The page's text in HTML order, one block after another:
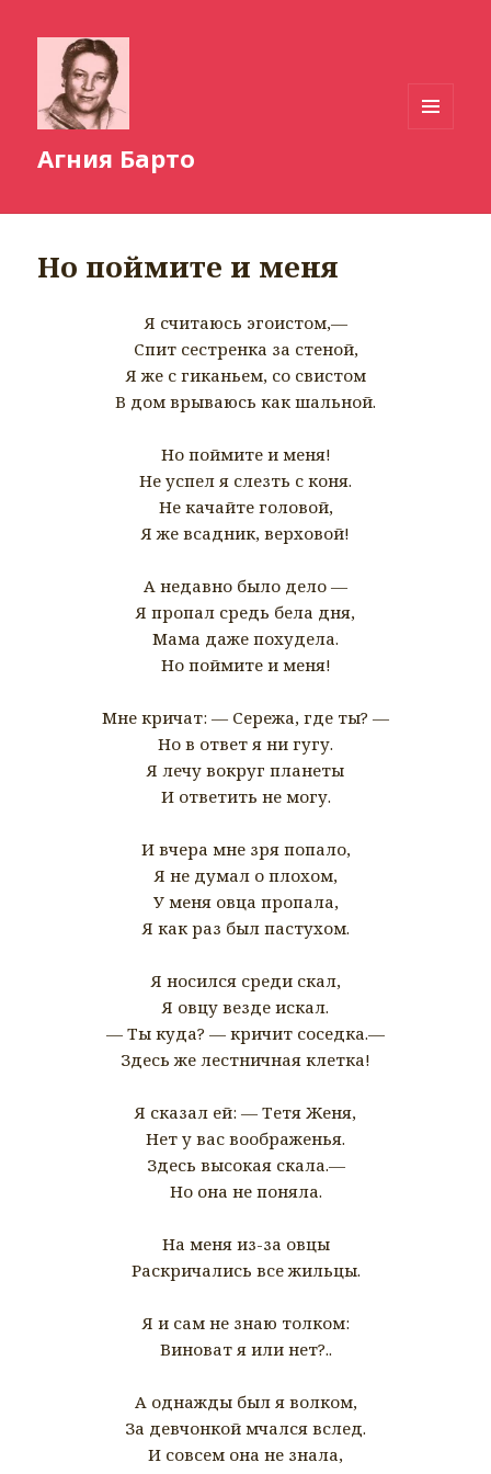
Агния Барто
Но поймите и меня
Я считаюсь эгоистом,—
Спит сестренка за стеной,
Я же с гиканьем, со свистом
В дом врываюсь как шальной.
Но поймите и меня!
Не успел я слезть с коня.
Не качайте головой,
Я же всадник, верховой!
А недавно было дело —
Я пропал средь бела дня,
Мама даже похудела.
Но поймите и меня!
Мне кричат: — Сережа, где ты? —
Но в ответ я ни гугу.
Я лечу вокруг планеты
И ответить не могу.
И вчера мне зря попало,
Я не думал о плохом,
У меня овца пропала,
Я как раз был пастухом.
Я носился среди скал,
Я овцу везде искал.
— Ты куда? — кричит соседка.—
Здесь же лестничная клетка!
Я сказал ей: — Тетя Женя,
Нет у вас воображенья.
Здесь высокая скала.—
Но она не поняла.
На меня из-за овцы
Раскричались все жильцы.
Я и сам не знаю толком:
Виноват я или нет?..
А однажды был я волком,
За девчонкой мчался вслед.
И совсем она не знала,